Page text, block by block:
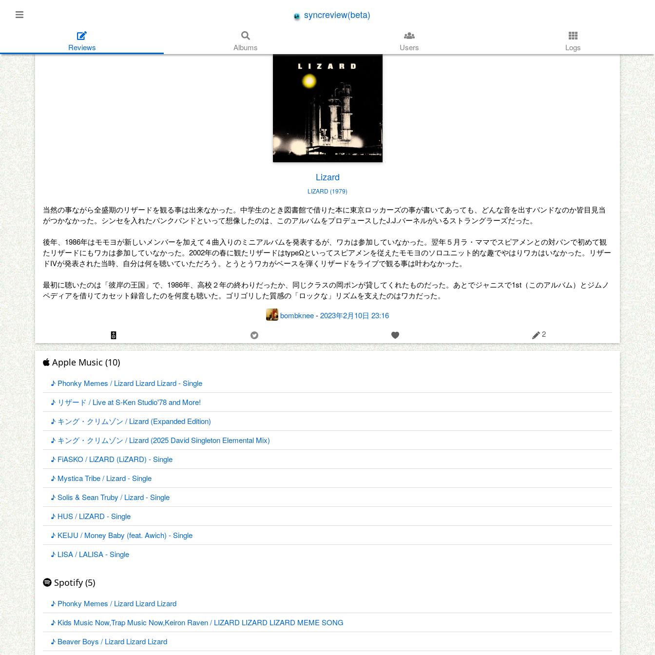
syncreview(beta)
Reviews Albums Users Logs
Lizard
LIZARD (1979)
当然の事ながら全盛期のリザードを観る事は出来なかった。中学生のとき図書館で借りた本に東京ロッカーズの事が書いてあっても、どんな音を出すバンドなのか皆目見当
がつかなかった。シンセを入れたパンクバンドといって想像したのは、このアルバムをプロデュースしたJ.J.バーネルがいるストラングラーズだった。
後年、1986年はモモヨが新しいメンバーを加えて４曲入りのミニアルバムを発表するが、ワカは参加していなかった。翌年５月ラ・ママでスピアメンとの対バンで初めて観
たリザードにもワカは参加していなかった。2002年の春に観たリザードはtypeΩといってスピアメンを従えたモモヨのソロユニット的な趣でやはりワカはいなかった。リザー
ドIVが発表された当時、自分は何を聴いていただろう。とうとうワカがベースを弾くリザードをライブで観る事は叶わなかった。
最初に聴いたのは「彼岸の王国」で、1986年、高校２年の終わりだったか、同じクラスの岡ポンが貸してくれたものだった。あとでジャニスで1st（このアルバム）とジムノ
ペディアを借りてカセット録音したのを何度も聴いた。ゴリゴリした質感の「ロックな」リズムを支えたのはワカだった。
bombknee-2023年2月10日 23:16
2
Apple Music (10)
♪ Phonky Memes / Lizard Lizard Lizard - Single
♪ リザード / Live at S-Ken Studio'78 and More!
♪ キング・クリムゾン / Lizard (Expanded Edition)
♪ キング・クリムゾン / Lizard (2025 David Singleton Elemental Mix)
♪ FiASKO / LiZARD (LiZARD) - Single
♪ Mystica Tribe / Lizard - Single
♪ Solis & Sean Truby / Lizard - Single
♪ HUS / LIZARD - Single
♪ KEIJU / Money Baby (feat. Awich) - Single
♪ LISA / LALISA - Single
Spotify (5)
♪ Phonky Memes / Lizard Lizard Lizard
♪ Kids Music Now,Trap Music Now,Keiron Raven / LIZARD LIZARD LIZARD MEME SONG
♪ Beaver Boys / Lizard Lizard Lizard